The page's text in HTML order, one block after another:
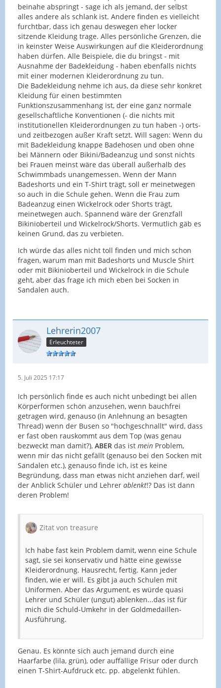
beinahe abspringt - sage ich als jemand, der selbst
alles andere als schlank ist. Andere finden es vielleicht
furchtbar, dass ich genau deswegen eher locker
sitzende Kleidung trage. Alles persönliche Grenzen, die
in keinster Weise Auswirkungen auf die Kleiderordnung
haben dürfen. Alle Beispiele, die du bringst - mit
Ausnahme der Badekleidung - haben ebenfalls nichts
mit einer modernen Kleiderordnung zu tun.
Die Badekleidung nehme ich aus, da diese sehr konkret
Kleidung für einen bestimmten
Funktionszusammenhang ist, der eine ganz normale
gesellschaftliche Konventionen (- die nichts mit
institutionellen Kleiderordnungen zu tun haben -) orts-
und zeitbezogen außer Kraft setzt. Will sagen: Wenn du
mit Badekleidung knappe Badehosen und oben ohne
bei Männern oder Bikini/Badeanzug und sonst nichts
bei Frauen meinst wäre das überall außerhalb des
Schwimmbads unangemessen. Wenn der Mann
Badeshorts und ein T-Shirt trägt, soll er meinetwegen
so auch in die Schule gehen. Wenn die Frau zum
Badeanzug einen Wickelrock oder Shorts trägt,
meinetwegen auch. Spannend wäre der Grenzfall
Bikinioberteil und Wickelrock/Shorts. Vermutlich gäb es
keinen Grund, das zu verbieten.
Ich würde das alles nicht toll finden und mich schon
fragen, warum man mit Badeshorts und Muscle Shirt
oder mit Bikinioberteil und Wickelrock in die Schule
geht, aber das frage ich mich eben bei Socken in
Sandalen auch.
Lehrerin2007
Erleuchteter
5. Juli 2025 17:17
Ich persönlich finde es auch nicht unbedingt bei allen
Körperformen schön anzusehen, wenn bauchfrei
getragen wird, genauso (in Anlehnung an besagten
Thread) wenn der Busen so "hochgeschnallt" wird, dass
er fast oben rauskommt aus dem Top (was genau
bezweckt man damit?), ABER das ist mein Problem,
wenn mir das nicht gefällt (genauso bei den Socken mit
Sandalen etc.), genauso finde ich, ist es keine
Begründung, dass man etwas nicht anziehen darf, weil
der Anblick Schüler und Lehrer ablenkt!? Das ist dann
deren Problem!
Zitat von treasure
Ich habe fast kein Problem damit, wenn eine Schule
sagt, sie sei konservativ und hätte eine gewisse
Kleiderordnung. Hausrecht, fertig. Kann jeder
finden, wie er will. Es gibt ja auch Schulen mit
Uniformen. Aber das Argument, es würde quasi
Lehrer und Schüler (ungut) ablenken...das ist für
mich die Schuld-Umkehr in der Goldmedaillen-
Ausführung.
Genau. Es könnte sich auch jemand durch eine
Haarfarbe (lila, grün), oder auffällige Frisur oder durch
einen T-Shirt-Aufdruck etc. pp. abgelenkt fühlen.